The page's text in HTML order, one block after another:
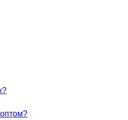
оптом?